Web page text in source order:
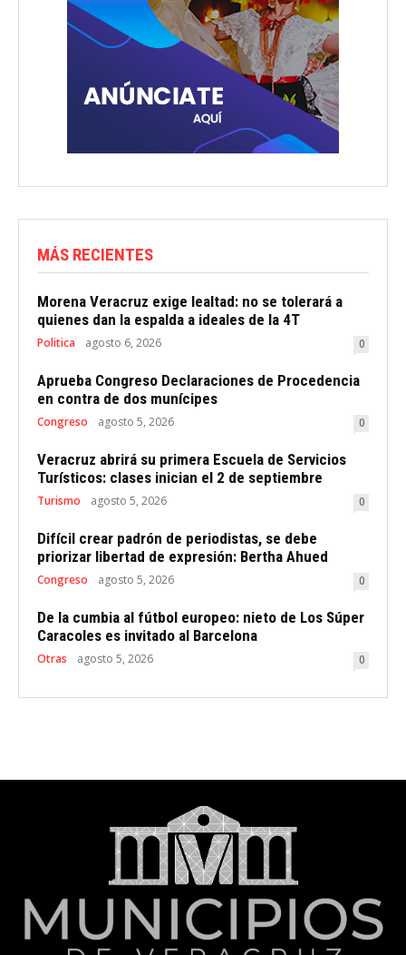
MÁS RECIENTES
Morena Veracruz exige lealtad: no se tolerará a
quienes dan la espalda a ideales de la 4T
Politica agosto 6, 2026 0
Aprueba Congreso Declaraciones de Procedencia
en contra de dos munícipes
Congreso agosto 5, 2026 0
Veracruz abrirá su primera Escuela de Servicios
Turísticos: clases inician el 2 de septiembre
Turismo agosto 5, 2026 0
Difícil crear padrón de periodistas, se debe
priorizar libertad de expresión: Bertha Ahued
Congreso agosto 5, 2026 0
De la cumbia al fútbol europeo: nieto de Los Súper
Caracoles es invitado al Barcelona
Otras agosto 5, 2026 0